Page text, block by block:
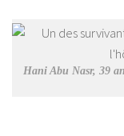
Hani Abu Nasr, 39